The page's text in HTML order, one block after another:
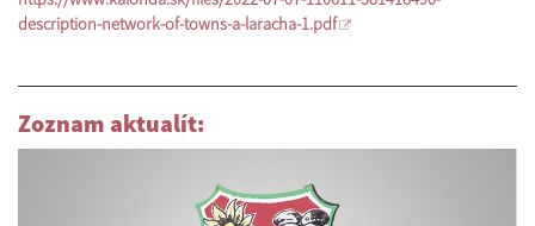
description-network-of-towns-a-laracha-1.pdf
Zoznam aktualít: